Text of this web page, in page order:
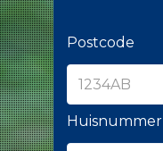
Postcode
Huisnummer